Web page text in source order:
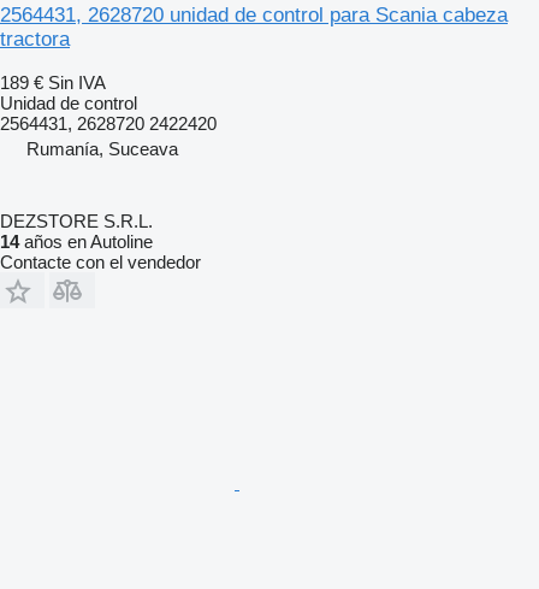
2564431, 2628720 unidad de control para Scania cabeza
tractora
189 € Sin IVA
Unidad de control
2564431, 2628720 2422420
Rumanía, Suceava
DEZSTORE S.R.L.
14años en Autoline
Contacte con el vendedor